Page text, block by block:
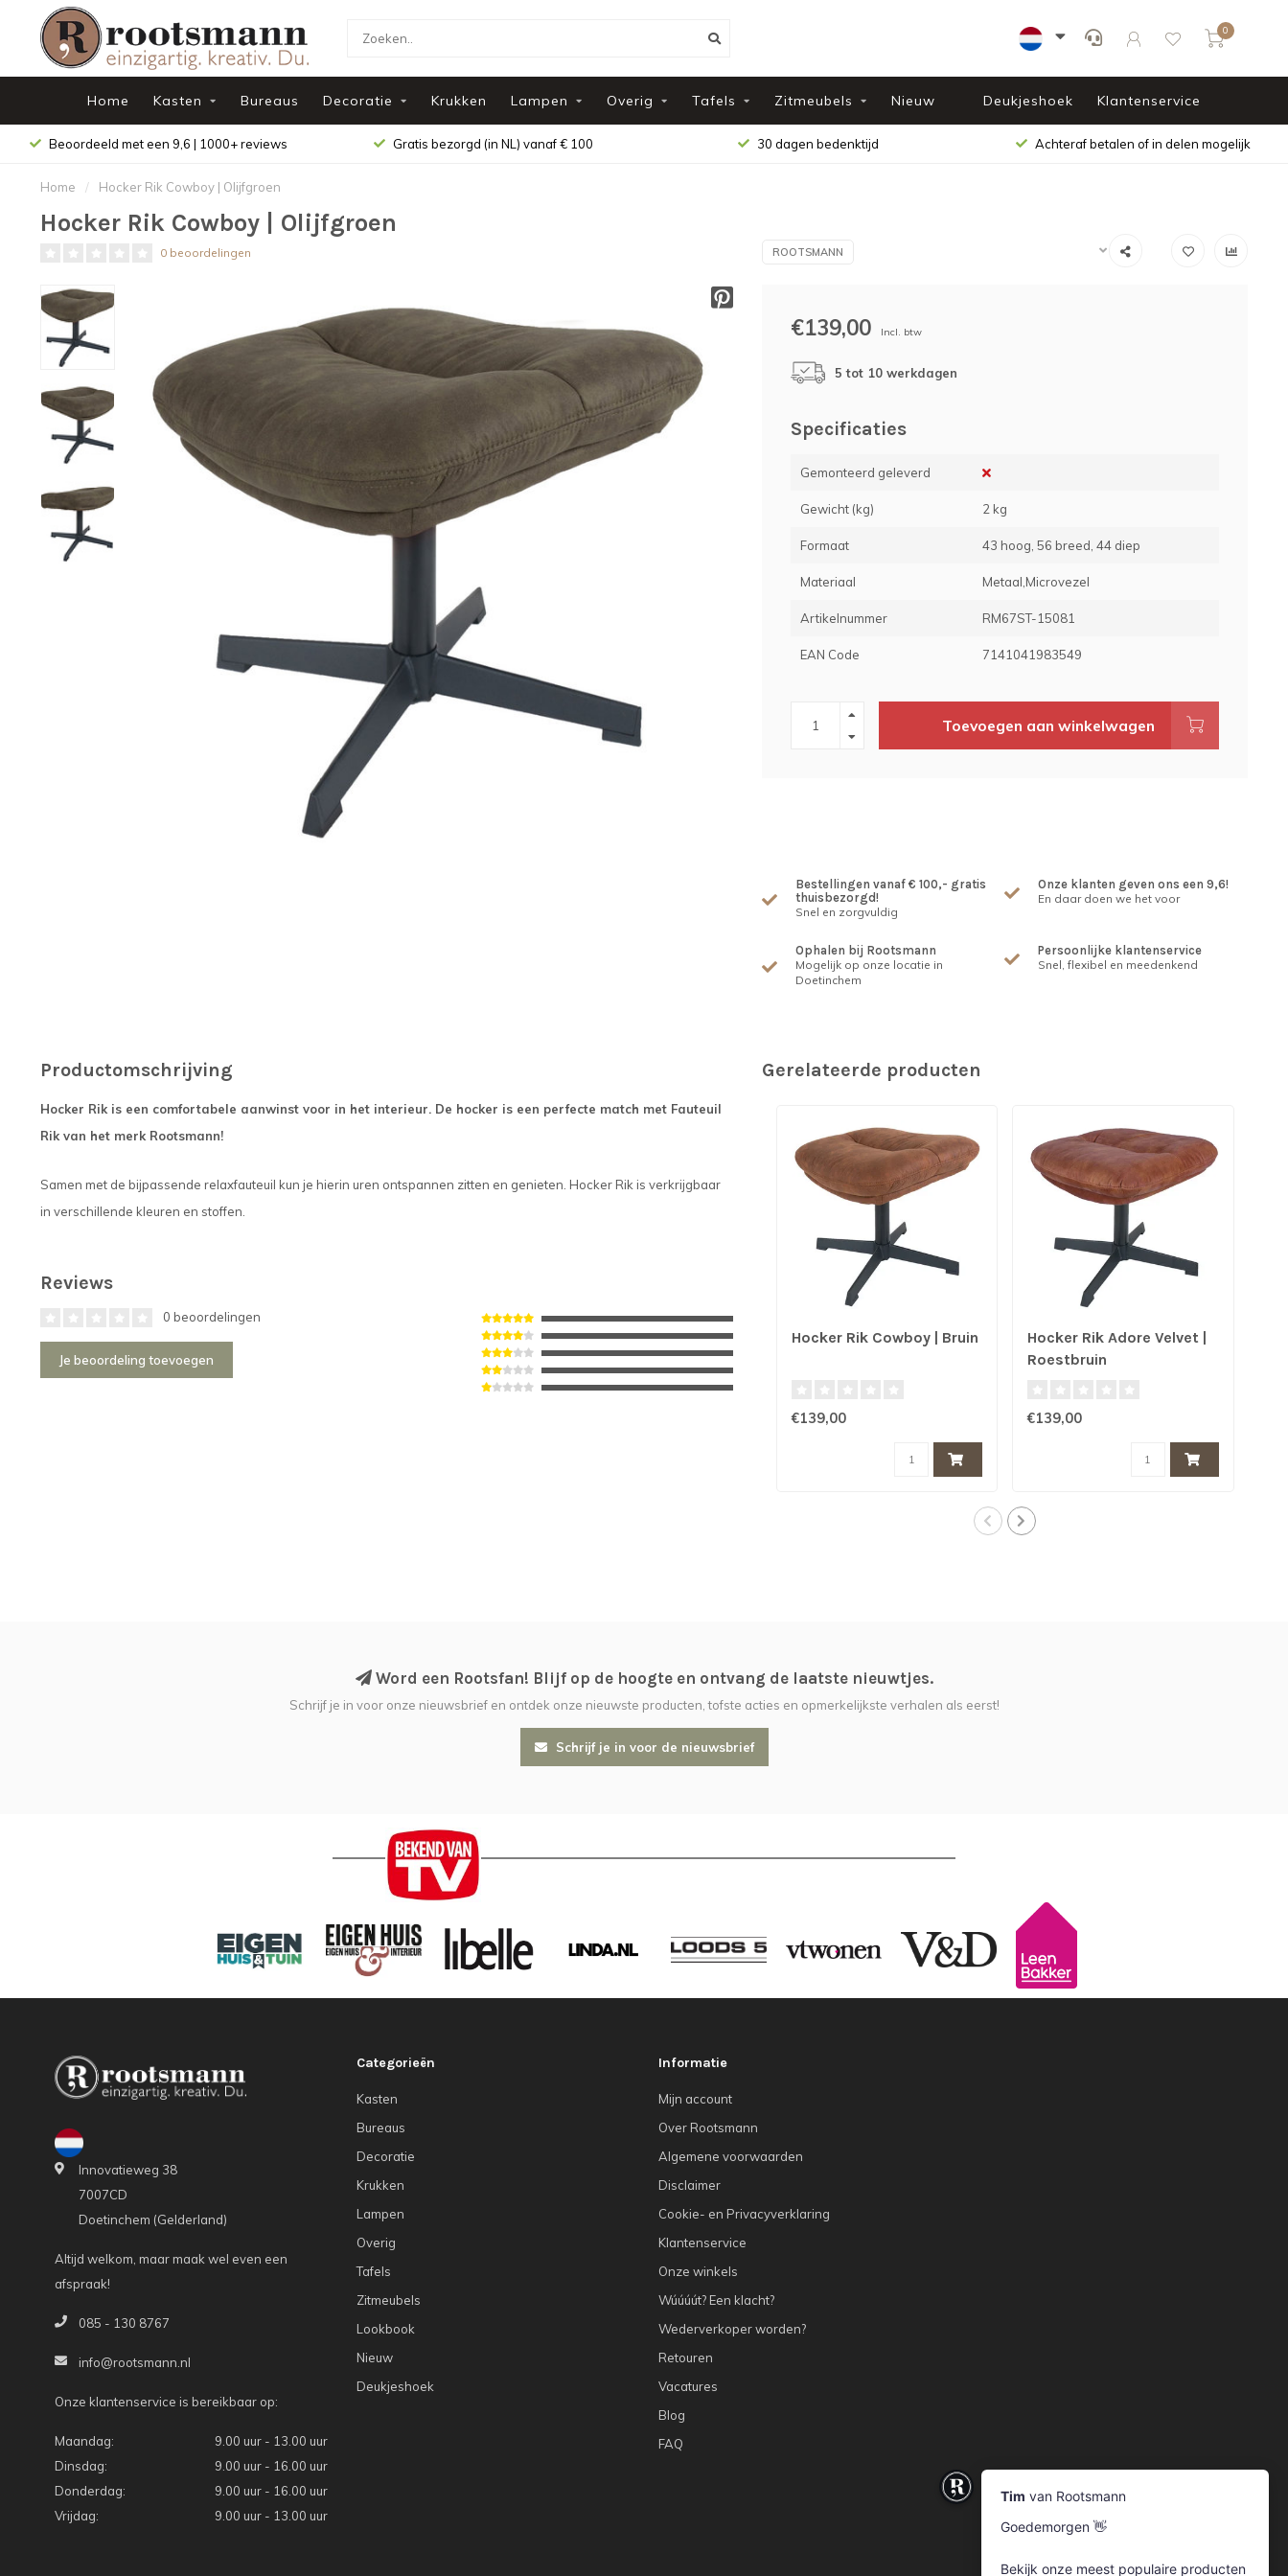
0
Home Kasten Bureaus Decoratie Krukken Lampen Overig Tafels Zitmeubels Nieuw Deukjeshoek Klantenservice
Beoordeeld met een 9,6 | 1000+ reviews Gratis bezorgd (in NL) vanaf € 100 30 dagen bedenktijd Achteraf betalen of in delen mogelijk
Home / Hocker Rik Cowboy | Olijfgroen
Hocker Rik Cowboy | Olijfgroen
0 beoordelingen ROOTSMANN
€139,00 Incl. btw
5 tot 10 werkdagen
Specificaties
Gemonteerd geleverd
Gewicht (kg) 2 kg
Formaat 43 hoog, 56 breed, 44 diep
Materiaal Metaal,Microvezel
Artikelnummer RM67ST-15081
EAN Code 7141041983549
Toevoegen aan winkelwagen
Bestellingen vanaf € 100,- gratis
thuisbezorgd!
Snel en zorgvuldig
Onze klanten geven ons een 9,6!
En daar doen we het voor
Ophalen bij Rootsmann
Mogelijk op onze locatie in
Doetinchem
Persoonlijke klantenservice
Snel, flexibel en meedenkend
Productomschrijving
Hocker Rik is een comfortabele aanwinst voor in het interieur. De hocker is een perfecte match met Fauteuil
Rik van het merk Rootsmann!
Samen met de bijpassende relaxfauteuil kun je hierin uren ontspannen zitten en genieten. Hocker Rik is verkrijgbaar
in verschillende kleuren en stoffen.
Reviews
0 beoordelingen
Je beoordeling toevoegen
Gerelateerde producten
Hocker Rik Cowboy | Bruin
€139,00
Hocker Rik Adore Velvet |
Roestbruin
€139,00
Word een Rootsfan! Blijf op de hoogte en ontvang de laatste nieuwtjes.
Schrijf je in voor onze nieuwsbrief en ontdek onze nieuwste producten, tofste acties en opmerkelijkste verhalen als eerst!
Schrijf je in voor de nieuwsbrief
Innovatieweg 38
7007CD
Doetinchem (Gelderland)
Altijd welkom, maar maak wel even een
afspraak!
085 - 130 8767
info@rootsmann.nl
Onze klantenservice is bereikbaar op:
Maandag:
9.00 uur - 13.00 uur
Dinsdag:
9.00 uur - 16.00 uur
Donderdag:
9.00 uur - 16.00 uur
Vrijdag:
9.00 uur - 13.00 uur
Categorieën
Kasten
Bureaus
Decoratie
Krukken
Lampen
Overig
Tafels
Zitmeubels
Lookbook
Nieuw
Deukjeshoek
Informatie
Mijn account
Over Rootsmann
Algemene voorwaarden
Disclaimer
Cookie- en Privacyverklaring
Klantenservice
Onze winkels
Wúúúút? Een klacht?
Wederverkoper worden?
Retouren
Vacatures
Blog
FAQ